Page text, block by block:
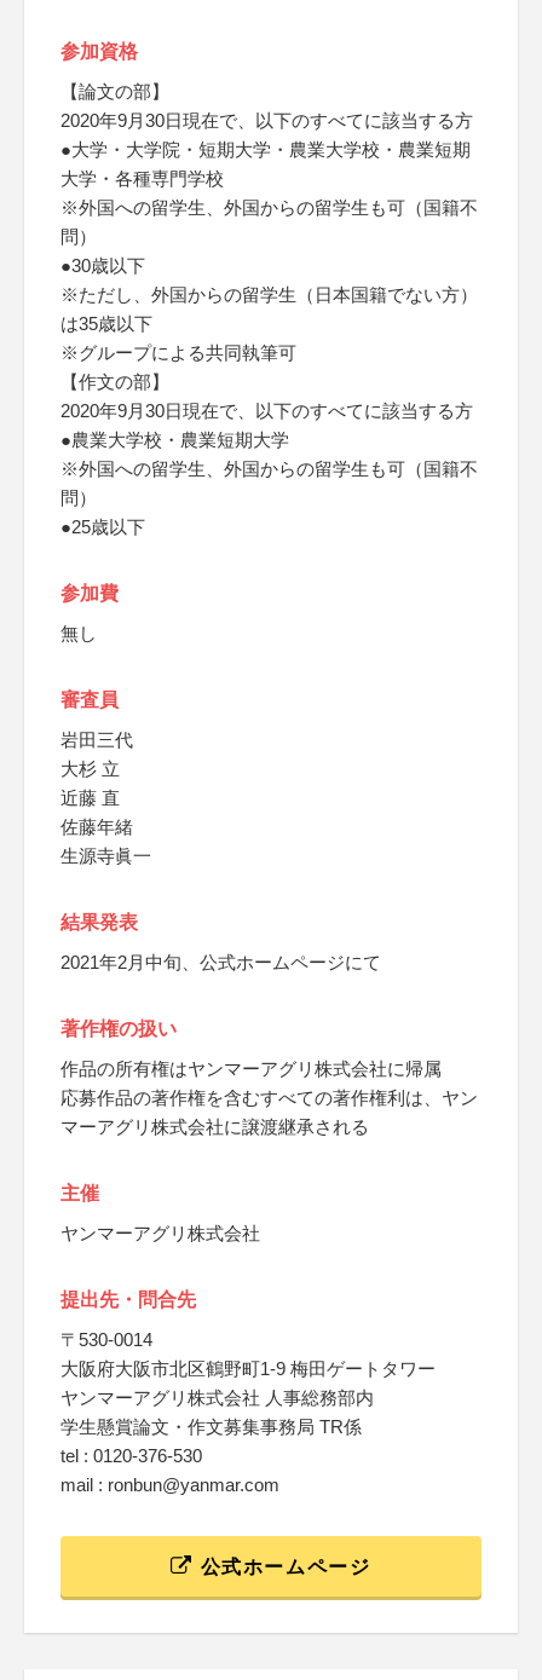
参加資格
【論文の部】
2020年9月30日現在で、以下のすべてに該当する方
●大学・大学院・短期大学・農業大学校・農業短期
大学・各種専門学校
※外国への留学生、外国からの留学生も可（国籍不
問）
●30歳以下
※ただし、外国からの留学生（日本国籍でない方）
は35歳以下
※グループによる共同執筆可
【作文の部】
2020年9月30日現在で、以下のすべてに該当する方
●農業大学校・農業短期大学
※外国への留学生、外国からの留学生も可（国籍不
問）
●25歳以下
参加費
無し
審査員
岩田三代
大杉 立
近藤 直
佐藤年緒
生源寺眞一
結果発表
2021年2月中旬、公式ホームページにて
著作権の扱い
作品の所有権はヤンマーアグリ株式会社に帰属
応募作品の著作権を含むすべての著作権利は、ヤン
マーアグリ株式会社に譲渡継承される
主催
ヤンマーアグリ株式会社
提出先・問合先
〒530-0014
大阪府大阪市北区鶴野町1-9 梅田ゲートタワー
ヤンマーアグリ株式会社 人事総務部内
学生懸賞論文・作文募集事務局 TR係
tel : 0120-376-530
mail : ronbun@yanmar.com
公式ホームページ